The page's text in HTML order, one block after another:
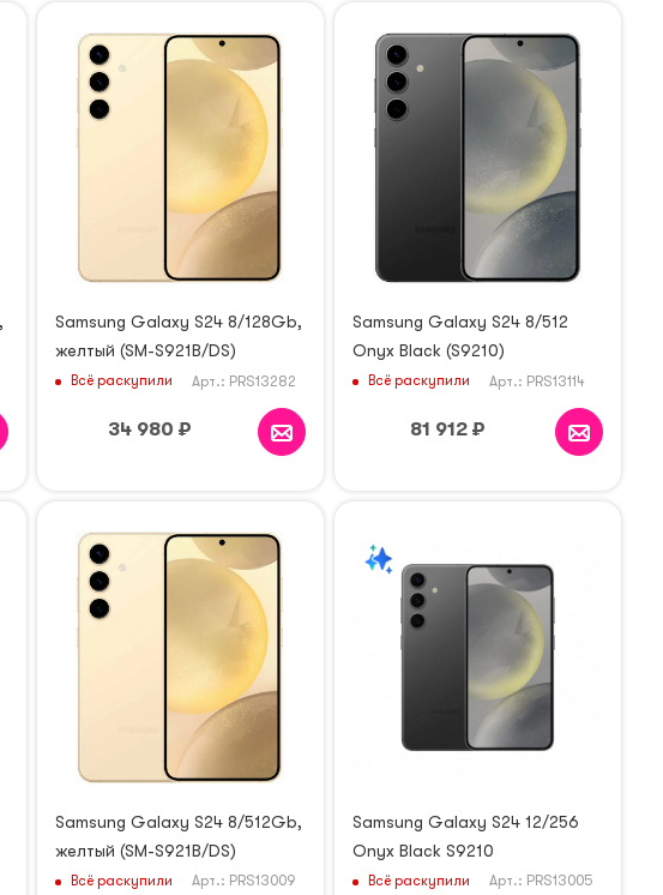
Samsung Galaxy S24 8/128Gb,
желтый (SM-S921B/DS)
Всё раскупили Арт.: PRS13282
34 980 ₽
Samsung Galaxy S24 8/512
Onyx Black (S9210)
Всё раскупили Арт.: PRS13114
81 912₽
Samsung Galaxy S24 8/512Gb,
желтый (SM-S921B/DS)
Всё раскупили Арт.: PRS13009
Samsung Galaxy S24 12/256
Onyx Black S9210
Всё раскупили Арт.: PRS13005